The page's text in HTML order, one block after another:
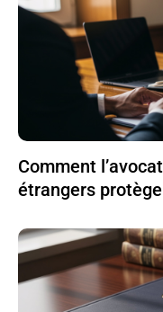
Comment
étrangers